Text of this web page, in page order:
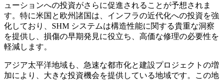
ューションへの投資がさらに促進されることが予想されま
す。特に米国と欧州諸国は、インフラの近代化への投資を強
化しており、SHM システムは構造性能に関する貴重な洞察
を提供し、損傷の早期発見に役立ち、高価な修理の必要性を
軽減します。
アジア太平洋地域も、急速な都市化と建設プロジェクトの増
加により、大きな投資機会を提供している地域です。この地